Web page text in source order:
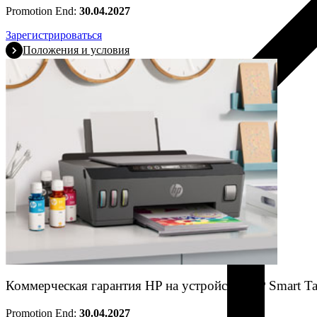
Promotion End: 30.04.2027
Зарегистрироваться
Положения и условия
Коммерческая гарантия HP на устройства HP Smart
Promotion End: 30.04.2027